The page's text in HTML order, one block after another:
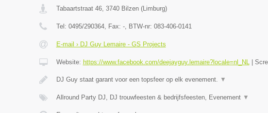
Tabaartstraat 46, 3740 Bilzen(Limburg)
Tel: 0495/290364, Fax: -, BTW-nr: 083-406-0141
E-mail › DJ Guy Lemaire - GS Projects
Website: https://www.facebook.com/deejayguy.lemaire?locale=nl_NL|
DJ Guy staat garant voor een topsfeer op elk evenement. ▼
Allround Party DJ, DJ trouwfeesten & bedrijfsfeesten, Evenement ▼